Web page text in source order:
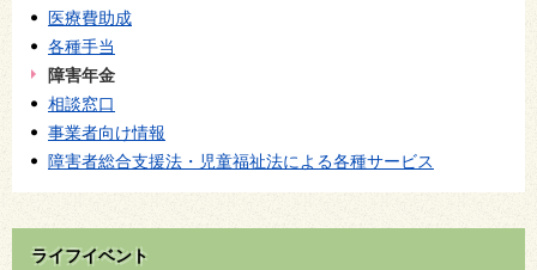
医療費助成
各種手当
障害年金
相談窓口
事業者向け情報
障害者総合支援法・児童福祉法による各種サービス
ライフイベント